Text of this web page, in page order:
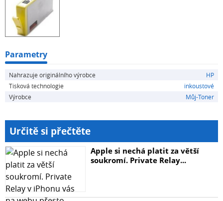
Parametry
Nahrazuje originálního výrobce
HP
Tisková technologie
inkoustové
Výrobce
Můj-Toner
Určitě si přečtěte
Apple si nechá platit za větší
soukromí. Private Relay...